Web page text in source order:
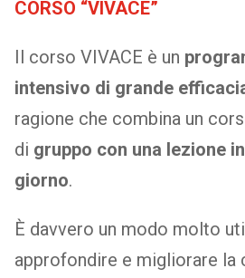
CORSO “VIVACE”
Il corso VIVACE è un
intensivo di grande
ragione che combina un
di gruppo con una lezione
giorno.
È davvero un modo molto
approfondire e migliorare la